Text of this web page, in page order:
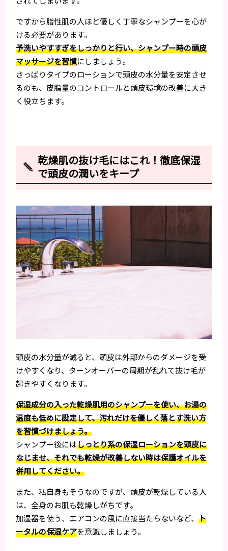
ですから脂性肌の人ほど優しく丁寧なシャンプーを心が
ける必要があります。
予洗いやすすぎをしっかりと行い、シャンプー時の頭皮
マッサージを習慣にしましょう。
さっぱりタイプのローションで頭皮の水分量を安定させ
るのも、皮脂量のコントロールと頭皮環境の改善に大き
く役立ちます。
乾燥肌の抜け毛にはこれ！徹底保湿
で頭皮の潤いをキープ
頭皮の水分量が減ると、頭皮は外部からのダメージを受
けやすくなり、ターンオーバーの周期が乱れて抜け毛が
起きやすくなります。
保湿成分の入った乾燥肌用のシャンプーを使い、お湯の
温度も低めに設定して、汚れだけを優しく落とす洗い方
を習慣づけましょう。
シャンプー後にはしっとり系の保湿ローションを頭皮に
なじませ、それでも乾燥が改善しない時は保護オイルを
併用してください。
また、私自身もそうなのですが、頭皮が乾燥している人
は、全身のお肌も乾燥しがちです。
加湿器を使う、エアコンの風に直接当たらないなど、ト
ータルの保湿ケアを意識しましょう。